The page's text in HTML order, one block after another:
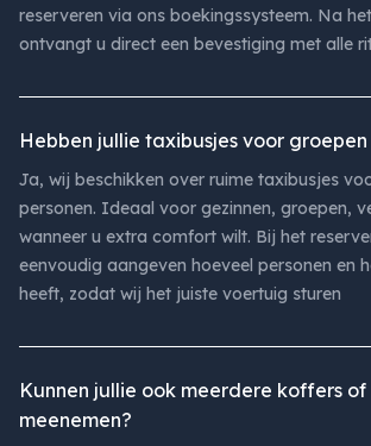
reserveren via ons boekingssysteem. Na
ontvangt u direct een bevestiging met alle
Hebben jullie taxibusjes voor
Ja, wij beschikken over ruime taxibusjes
personen. Ideaal voor gezinnen, groepen,
wanneer u extra comfort wilt. Bij het
eenvoudig aangeven hoeveel personen en
heeft, zodat wij het juiste voertuig sturen
Kunnen jullie ook meerdere koffers
meenemen?